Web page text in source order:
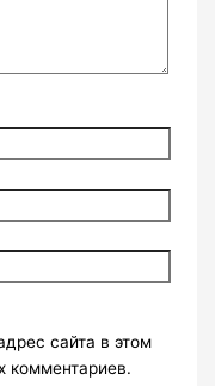
сайта в этом
комментариев.